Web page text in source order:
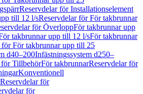
Reservdelar för Installationselement
till 12 l/sReservdelar för För takbrunnar
för ÖverloppFör takbrunnar upp
takbrunnar upp till 12 l/sFör takbrunnar
för För takbrunnar upp till 25
d40–200Infästningssystem d250–
för TillbehörFör takbrunnarReservdelar för
Konventionell
Reservdelar för
för